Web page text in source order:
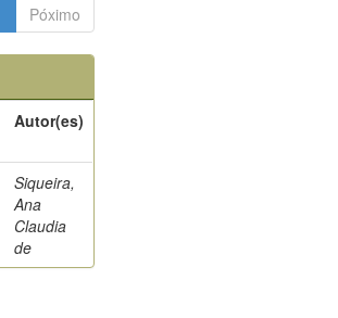
Póximo
Autor(es)
Siqueira,
Ana
Claudia
de